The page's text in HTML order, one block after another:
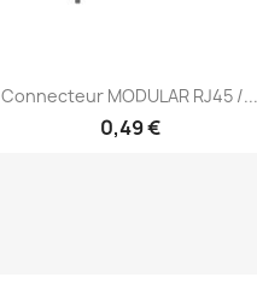
Aperçu rapide
Connecteur MODULAR RJ45 /...
0,49 €